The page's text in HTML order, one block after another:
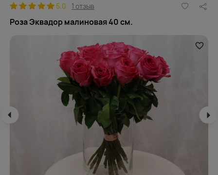
5.0 1 отзыв
Роза Эквадор малиновая 40 см.